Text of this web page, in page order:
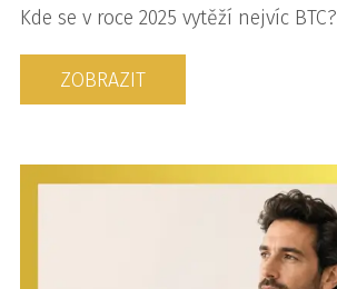
Kde se v roce 2025 vytěží nejvíc BTC?
ZOBRAZIT